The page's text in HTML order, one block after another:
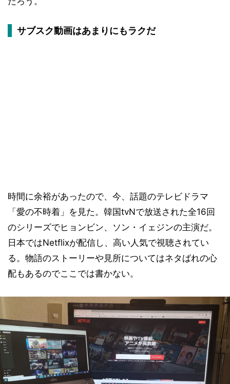
サブスク動画はあまりにもラクだ
時間に余裕があったので、今、話題のテレビドラマ
「愛の不時着」を見た。韓国tvNで放送された全16回
のシリーズでヒョンビン、ソン・イェジンの主演だ。
日本ではNetflixが配信し、高い人気で視聴されてい
る。物語のストーリーや見所についてはネタばれの心
配もあるのでここでは書かない。